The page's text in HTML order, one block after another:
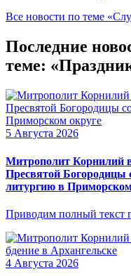
Все новости по теме
Последние
теме:
5 Августа 2026
Митрополит Корнилий
Пресвятой
литургию в
Приводим полный текст
4 Августа 2026